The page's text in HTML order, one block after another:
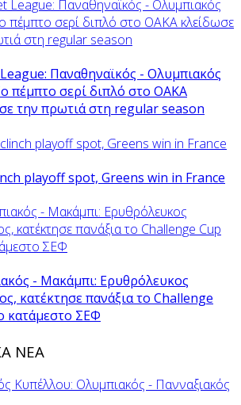
Παναθηναϊκός - Ολυμπιακός
πέμπτο σερί διπλό στο ΟΑΚΑ
την πρωτιά στη regular season
playoff spot, Greens win in France
- Μακάμπι: Ερυθρόλευκος
κατέκτησε πανάξια το Challenge
κατάμεστο ΣΕΦ
ΝΕΑ